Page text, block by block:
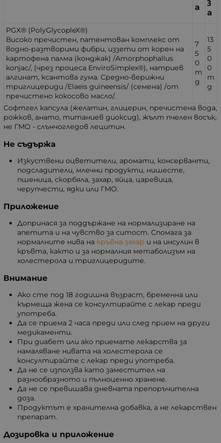
а
з
а
PGX® (PolyGlycopleX®)
Високо пречистен, патентован комплекс от
водно-разтворими фибри, иззети от корен на
картофена палма (конджак) /Amorphophallus
konjac/, (чрез процеса EnviroSimplex®), натриев
алгинат, ксантова гума. Средно-верижни
триглицериди /Elaeis guineensis/ (семена) /от
пречистено кокосово масло/.
7
5
0
m
g
13
5
0
0
m
g
Софтгел капсула (желатин, глицерин, пречистена вода,
рожков, анато, титаниев диоксид), жълт пчелен восък,
не ГМО - слънчогледов лецитин.
Не съдържа
Изкуствени оцветители, аромати, консерванти,
подсладители, млечни продукти, нишесте,
пшеница, скорбяла, захар, яйца, царевица,
черупчести, ядки или ГМО.
Приложение
Допринася за поддържане на нормализиране на
апетита и на чувство за ситост. Спомага за
нормалните нива на кръвна захар и на инсулин в
кръвта, както и за нормалния метаболизъм на
холестерола и триглицеридите.
Внимание
Ако сте под 18 годишна възраст, бременна или
кърмеща жена се консултирайте с лекар преди
употреба.
Да се приема 2 часа преди или след прием на други
медикаменти.
При диабет или ако приемате лекарства за
намаляване нивата на холестерола се
консултирайте с лекар преди употреба.
Да не се използва като заместител на
разнообразното и пълноценно хранене.
Да не се превишава дневната препоръчителна
доза.
Продуктът е хранителна добавка, а не лекарствен
препарат.
Дозировка и приложение